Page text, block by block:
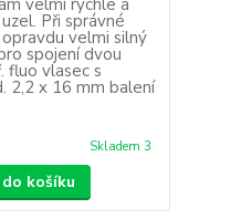
velmi rychle a
Při správné
velmi silný
spojení dvou
fluo vlasec s
2,2 x 16 mm balení
Skladem 3
košíku